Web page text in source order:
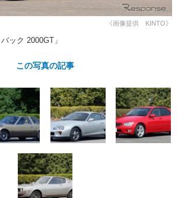
グ
粗悪修理
カーメーカー「旧車」関連プロジェ
クト
《画像提供 KINTO》
ック 2000GT」
この写真の記事